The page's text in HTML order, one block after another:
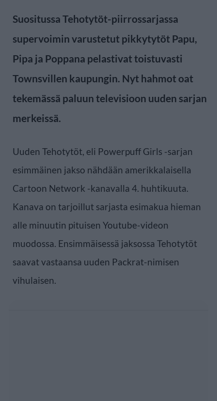
Suositussa Tehotytöt-piirrossarjassa
supervoimin varustetut pikkytytöt Papu,
Pipa ja Poppana pelastivat toistuvasti
Townsvillen kaupungin. Nyt hahmot oat
tekemässä paluun televisioon uuden sarjan
merkeissä.
Uuden Tehotytöt, eli Powerpuff Girls -sarjan
esimmäinen jakso nähdään amerikkalaisella
Cartoon Network -kanavalla 4. huhtikuuta.
Kanava on tarjoillut sarjasta esimakua hieman
alle minuutin pituisen Youtube-videon
muodossa. Ensimmäisessä jaksossa Tehotytöt
saavat vastaansa uuden Packrat-nimisen
vihulaisen.